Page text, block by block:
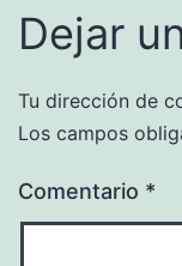
Dejar
Tu dirección de
Los campos
Comentario *